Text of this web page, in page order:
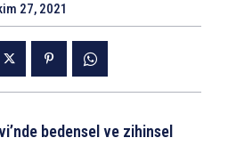
27, 2021
bedensel ve zihinsel